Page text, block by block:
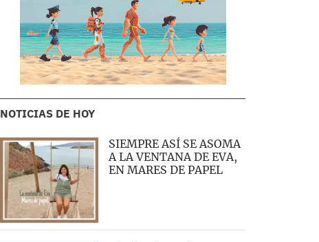
NOTICIAS DE HOY
SIEMPRE ASÍ SE ASOMA
A LA VENTANA DE EVA,
EN MARES DE PAPEL